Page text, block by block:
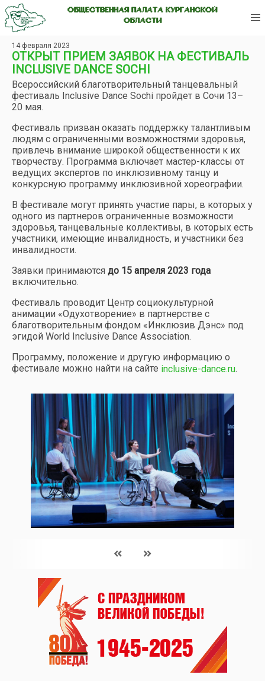
ОБЩЕСТВЕННАЯ ПАЛАТА КУРГАНСКОЙ
ОБЛАСТИ
14 февраля 2023
ОТКРЫТ ПРИЕМ ЗАЯВОК НА ФЕСТИВАЛЬ
INCLUSIVE DANCE SOCHI
Всероссийский благотворительный танцевальный
фестиваль Inclusive Dance Sochi пройдет в Сочи 13–
20 мая.
Фестиваль призван оказать поддержку талантливым
людям с ограниченными возможностями здоровья,
привлечь внимание широкой общественности к их
творчеству. Программа включает мастер-классы от
ведущих экспертов по инклюзивному танцу и
конкурсную программу инклюзивной хореографии.
В фестивале могут принять участие пары, в которых у
одного из партнеров ограниченные возможности
здоровья, танцевальные коллективы, в которых есть
участники, имеющие инвалидность, и участники без
инвалидности.
Заявки принимаются до 15 апреля 2023 года
включительно.
Фестиваль проводит Центр социокультурной
анимации «Одухотворение» в партнерстве с
благотворительным фондом «Инклюзив Дэнс» под
эгидой World Inclusive Dance Association.
Программу, положение и другую информацию о
фестивале можно найти на сайте inclusive-dance.ru.